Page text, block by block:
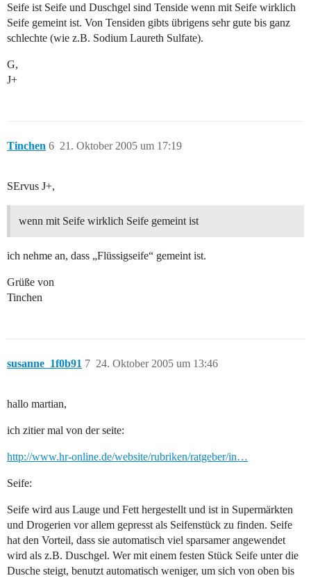
Seife ist Seife und Duschgel sind Tenside wenn mit Seife wirklich
Seife gemeint ist. Von Tensiden gibts übrigens sehr gute bis ganz
schlechte (wie z.B. Sodium Laureth Sulfate).
G,
J+
Tinchen 21. Oktober 2005 um 17:19
6
SErvus J+,
wenn mit Seife wirklich Seife gemeint ist
ich nehme an, dass „Flüssigseife“ gemeint ist.
Grüße von
Tinchen
susanne_1f0b91 24. Oktober 2005 um 13:46
7
hallo martian,
ich zitier mal von der seite:
http://www.hr-online.de/website/rubriken/ratgeber/in…
Seife:
Seife wird aus Lauge und Fett hergestellt und ist in Supermärkten
und Drogerien vor allem gepresst als Seifenstück zu finden. Seife
hat den Vorteil, dass sie automatisch viel sparsamer angewendet
wird als z.B. Duschgel. Wer mit einem festen Stück Seife unter die
Dusche steigt, benutzt automatisch weniger, um sich von oben bis